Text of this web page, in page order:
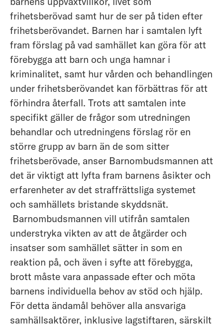
frihetsberövad samt hur de ser på tiden efter
frihetsberövandet. Barnen har i samtalen lyft
fram förslag på vad samhället kan göra för att
förebygga att barn och unga hamnar i
kriminalitet, samt hur vården och behandlingen
under frihetsberövandet kan förbättras för att
förhindra återfall. Trots att samtalen inte
specifikt gäller de frågor som utredningen
behandlar och utredningens förslag rör en
större grupp av barn än de som sitter
frihetsberövade, anser Barnombudsmannen att
det är viktigt att lyfta fram barnens åsikter och
erfarenheter av det straffrättsliga systemet
och samhällets bristande skyddsnät.
Barnombudsmannen vill utifrån samtalen
understryka vikten av att de åtgärder och
insatser som samhället sätter in som en
reaktion på, och även i syfte att förebygga,
brott måste vara anpassade efter och möta
barnens individuella behov av stöd och hjälp.
För detta ändamål behöver alla ansvariga
samhällsaktörer, inklusive lagstiftaren, särskilt